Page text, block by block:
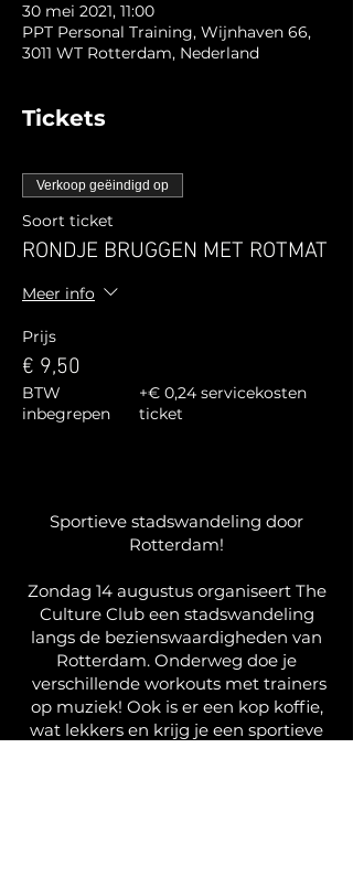
30 mei 2021, 11:00
PPT Personal Training, Wijnhaven 66,
3011 WT Rotterdam, Nederland
Tickets
Verkoop geëindigd op
Soort ticket
RONDJE BRUGGEN MET ROTMAT
Meer info
Prijs
€ 9,50
BTW
inbegrepen
+€ 0,24 servicekosten
ticket
Sportieve stadswandeling door
Rotterdam!
Zondag 14 augustus organiseert The
Culture Club een stadswandeling
langs de bezienswaardigheden van
Rotterdam. Onderweg doe je
verschillende workouts met trainers
op muziek! Ook is er een kop koffie,
wat lekkers en krijg je een sportieve